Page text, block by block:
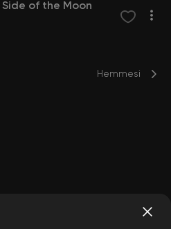
Side of the Moon
Hemmesi